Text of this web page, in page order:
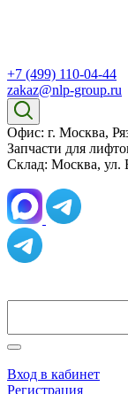
+7 (499) 110-04-44
zakaz@nlp-group.ru
Офис: г. Москва,
Запчасти для
Склад: Москва, ул.
Вход в кабинет
Регистрация